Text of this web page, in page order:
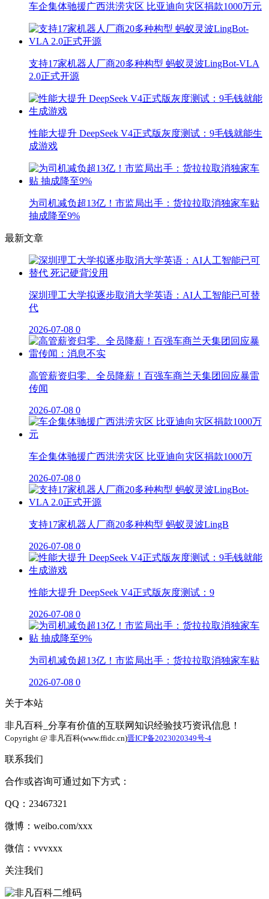
车企集体驰援广西洪涝灾区 比亚迪向灾区捐款1000万元
支持17家机器人厂商20多种构型 蚂蚁灵波LingBot-VLA
2.0正式开源
性能大提升 DeepSeek V4正式版灰度测试：9毛钱就能生
成游戏
为司机减负超13亿！市监局出手：货拉拉取消独家车贴
抽成降至9%
最新文章
深圳理工大学拟逐步取消大学英语：AI人工智能已可替
代
2026-07-08 0
高管薪资归零、全员降薪！百强车商兰天集团回应暴雷
传闻
2026-07-08 0
车企集体驰援广西洪涝灾区 比亚迪向灾区捐款1000万
2026-07-08 0
支持17家机器人厂商20多种构型 蚂蚁灵波LingB
2026-07-08 0
性能大提升 DeepSeek V4正式版灰度测试：9
2026-07-08 0
为司机减负超13亿！市监局出手：货拉拉取消独家车贴
2026-07-08 0
关于本站
非凡百科_分享有价值的互联网知识经验技巧资讯信息！
Copyright @ 非凡百科(www.ffidc.cn)晋ICP备2023020349号-4
联系我们
合作或咨询可通过如下方式：
QQ：23467321
微博：weibo.com/xxx
微信：vvvxxx
关注我们